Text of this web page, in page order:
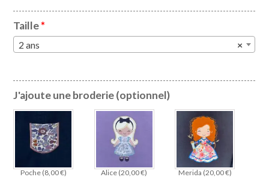
Taille*
×
2 ans
J'ajoute une broderie (optionnel)
Poche (8,00€) Alice (20,00€) Merida (20,00€)